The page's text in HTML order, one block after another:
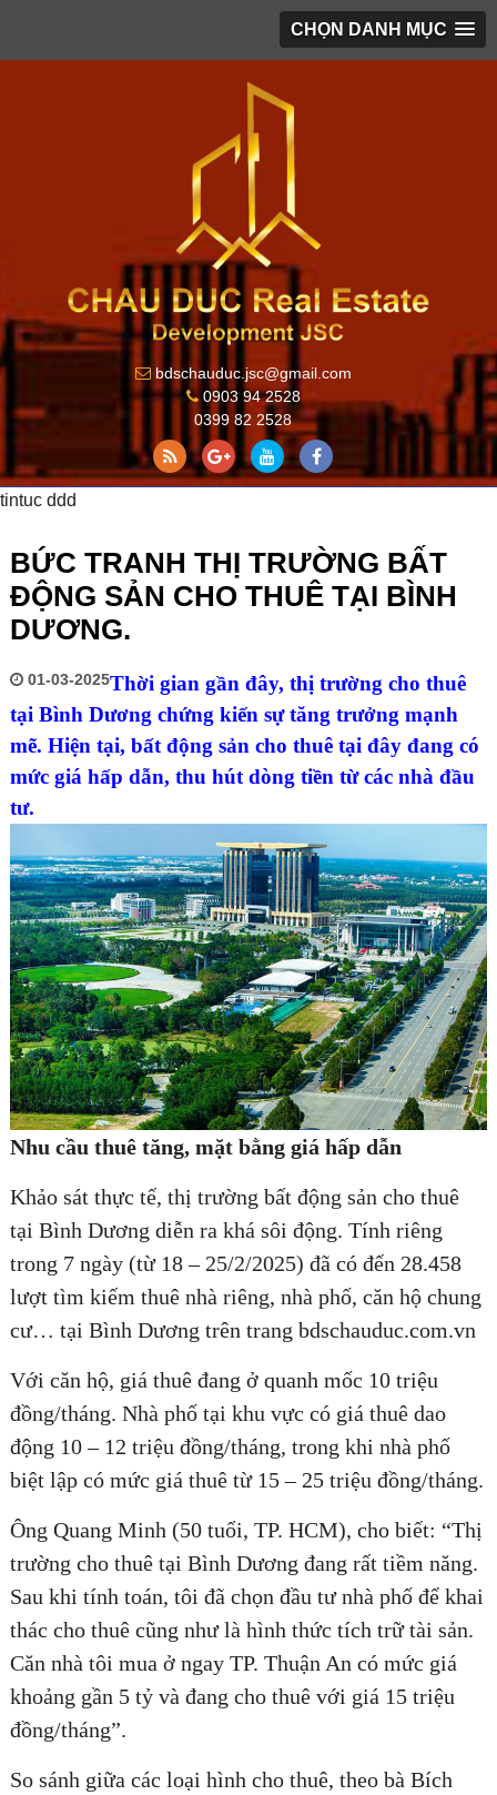
CHỌN DANH MỤC
bdschauduc.jsc@gmail.com
0903 94 2528
0399 82 2528
tintuc ddd
BỨC TRANH THỊ TRƯỜNG BẤT
ĐỘNG SẢN CHO THUÊ TẠI BÌNH
DƯƠNG.
01-03-2025Thời gian gần đây, thị trường cho thuê
tại Bình Dương chứng kiến sự tăng trưởng mạnh
mẽ. Hiện tại, bất động sản cho thuê tại đây đang có
mức giá hấp dẫn, thu hút dòng tiền từ các nhà đầu
tư.
Nhu cầu thuê tăng, mặt bằng giá hấp dẫn
Khảo sát thực tế, thị trường bất động sản cho thuê
tại Bình Dương diễn ra khá sôi động. Tính riêng
trong 7 ngày (từ 18 – 25/2/2025) đã có đến 28.458
lượt tìm kiếm thuê nhà riêng, nhà phố, căn hộ chung
cư… tại Bình Dương trên trang bdschauduc.com.vn
Với căn hộ, giá thuê đang ở quanh mốc 10 triệu
đồng/tháng. Nhà phố tại khu vực có giá thuê dao
động 10 – 12 triệu đồng/tháng, trong khi nhà phố
biệt lập có mức giá thuê từ 15 – 25 triệu đồng/tháng.
Ông Quang Minh (50 tuổi, TP. HCM), cho biết: “Thị
trường cho thuê tại Bình Dương đang rất tiềm năng.
Sau khi tính toán, tôi đã chọn đầu tư nhà phố để khai
thác cho thuê cũng như là hình thức tích trữ tài sản.
Căn nhà tôi mua ở ngay TP. Thuận An có mức giá
khoảng gần 5 tỷ và đang cho thuê với giá 15 triệu
đồng/tháng”.
So sánh giữa các loại hình cho thuê, theo bà Bích